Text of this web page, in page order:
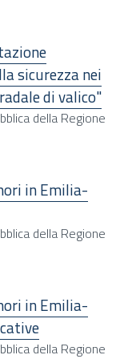
sicurezza nei
di valico"
della Regione
in Emilia-
della Regione
in Emilia-
della Regione